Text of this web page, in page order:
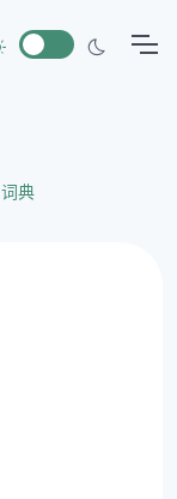
词典